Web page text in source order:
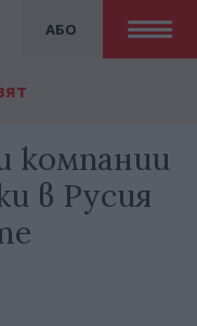
АБО
компании
в Русия